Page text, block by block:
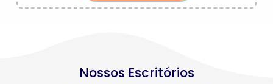
Nossos Escritórios